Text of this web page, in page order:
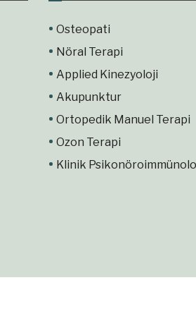
Osteopati
Nöral Terapi
Applied Kinezyoloji
Akupunktur
Ortopedik Manuel Terapi
Ozon Terapi
Klinik